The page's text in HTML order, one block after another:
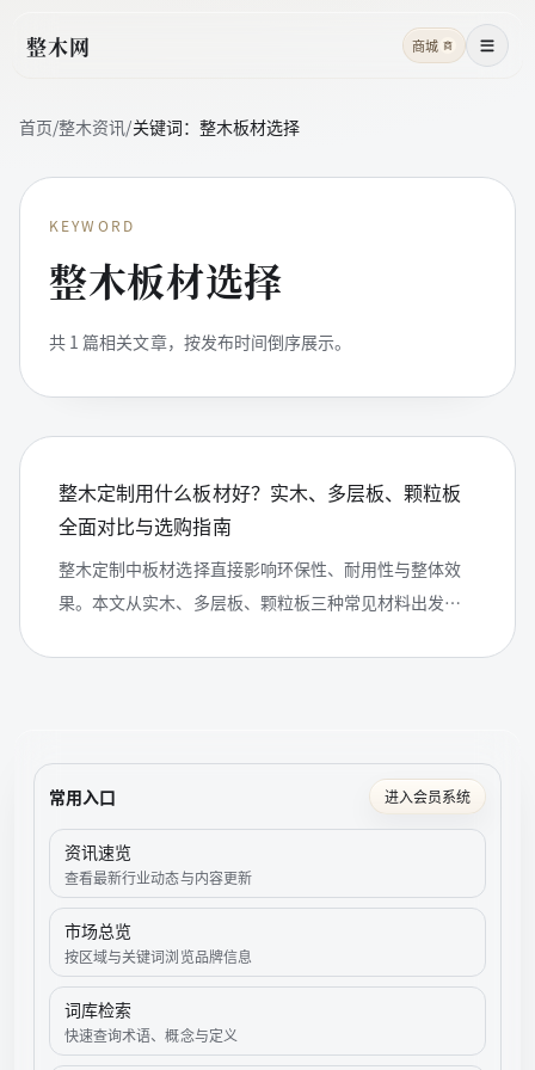
整木网 商城 商 菜单
首页/整木资讯/关键词： 整木板材选择
KEYWORD
整木板材选择
共 1 篇相关文章，按发布时间倒序展示。
整木定制用什么板材好？实木、多层板、颗粒板
全面对比与选购指南
整木定制中板材选择直接影响环保性、耐用性与整体效
果。本文从实木、多层板、颗粒板三种常见材料出发，
常用入口 进入会员系统
资讯速览
查看最新行业动态与内容更新
市场总览
按区域与关键词浏览品牌信息
词库检索
快速查询术语、概念与定义